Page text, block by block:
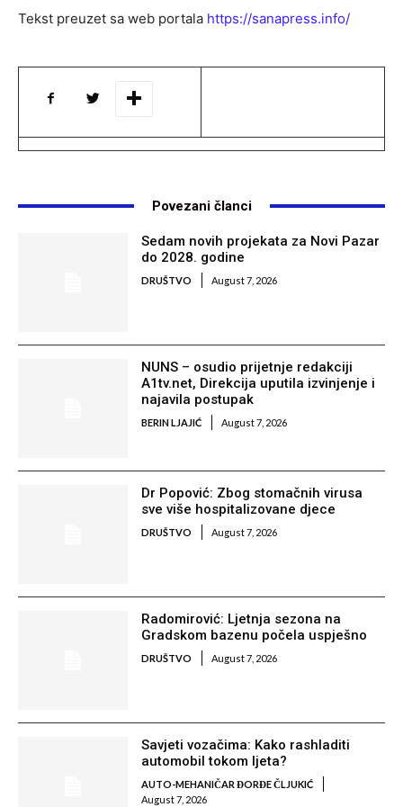
Tekst preuzet sa web portala https://sanapress.info/
Povezani članci
Sedam novih projekata za Novi Pazar
do 2028. godine
DRUŠTVO August 7, 2026
NUNS – osudio prijetnje redakciji
A1tv.net, Direkcija uputila izvinjenje i
najavila postupak
BERIN LJAJIĆ August 7, 2026
Dr Popović: Zbog stomačnih virusa
sve više hospitalizovane djece
DRUŠTVO August 7, 2026
Radomirović: Ljetnja sezona na
Gradskom bazenu počela uspješno
DRUŠTVO August 7, 2026
Savjeti vozačima: Kako rashladiti
automobil tokom ljeta?
AUTO-MEHANIČAR ĐORĐE ČLJUKIĆ
August 7, 2026